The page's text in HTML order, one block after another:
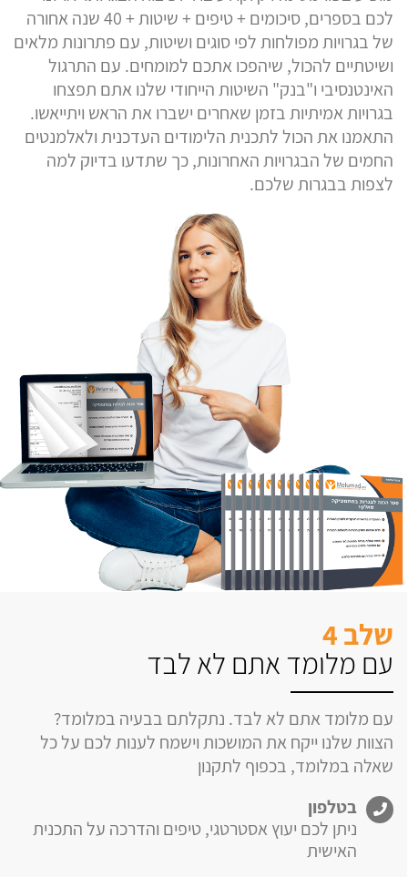
לכם בספרים, סיכומים + טיפים + שיטות + 40 שנה אחורה
של בגרויות מפולחות לפי סוגים ושיטות, עם פתרונות מלאים
ושיטתיים להכול, שיהפכו אתכם למומחים. עם התרגול
האינטנסיבי ו"בנק" השיטות הייחודי שלנו אתם תפצחו
בגרויות אמיתיות בזמן שאחרים ישברו את הראש ויתייאשו.
התאמנו את הכול לתכנית הלימודים העדכנית ולאלמנטים
החמים של הבגרויות האחרונות, כך שתדעו בדיוק למה
לצפות בבגרות שלכם.
שלב 4
עם מלומד אתם לא לבד
עם מלומד אתם לא לבד. נתקלתם בבעיה במלומד?
הצוות שלנו ייקח את המושכות וישמח לענות לכם על כל
שאלה במלומד, בכפוף לתקנון
בטלפון
ניתן לכם יעוץ אסטרטגי, טיפים והדרכה על התכנית
האישית